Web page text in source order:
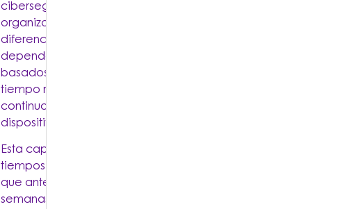
ciberseguridad ha cambiado la forma en que las
organizaciones detectan y responden a incidentes. A
diferencia de las herramientas tradicionales, que
dependen de reglas previamente definidas, los sistemas
basados en IA pueden analizar millones de eventos en
tiempo real, identificar patrones anómalos y aprender
continuamente del comportamiento de usuarios,
dispositivos y aplicaciones.
Esta capacidad permite reducir significativamente los
tiempos de detección y respuesta frente a amenazas
que antes podían pasar desapercibidas durante
semanas o incluso meses. Además, la IA facilita la